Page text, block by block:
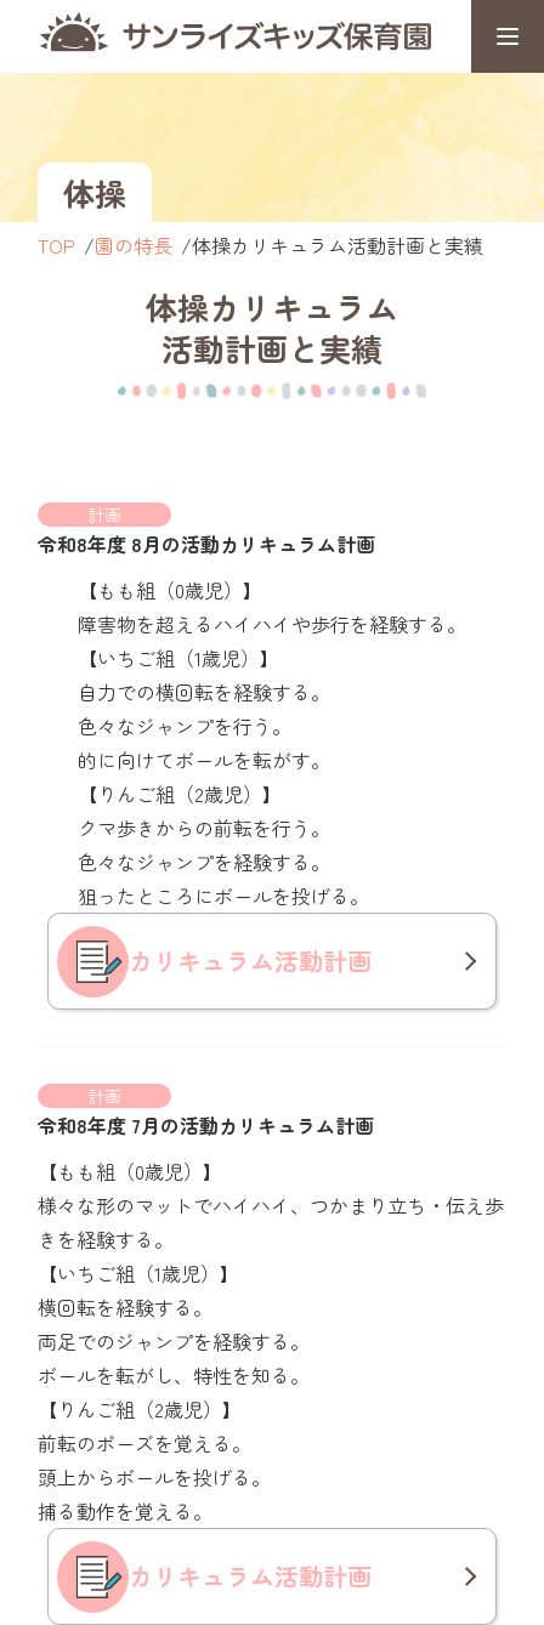
体操
TOP 園の特長 体操カリキュラム活動計画と実績
体操カリキュラム
活動計画と実績
計画
令和8年度 8月の活動カリキュラム計画
【もも組（0歳児）】
障害物を超えるハイハイや歩行を経験する。
【いちご組（1歳児）】
自力での横回転を経験する。
色々なジャンプを行う。
的に向けてボールを転がす。
【りんご組（2歳児）】
クマ歩きからの前転を行う。
色々なジャンプを経験する。
狙ったところにボールを投げる。
カリキュラム活動計画
計画
令和8年度 7月の活動カリキュラム計画
【もも組（0歳児）】
様々な形のマットでハイハイ、つかまり立ち・伝え歩
きを経験する。
【いちご組（1歳児）】
横回転を経験する。
両足でのジャンプを経験する。
ボールを転がし、特性を知る。
【りんご組（2歳児）】
前転のポーズを覚える。
頭上からボールを投げる。
捕る動作を覚える。
カリキュラム活動計画